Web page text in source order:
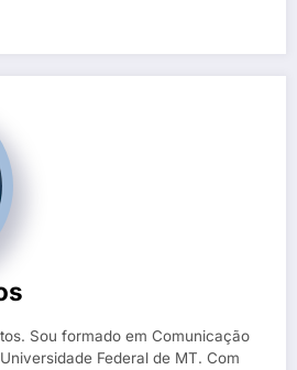
Sou formado em Comunicação
Federal de MT. Com